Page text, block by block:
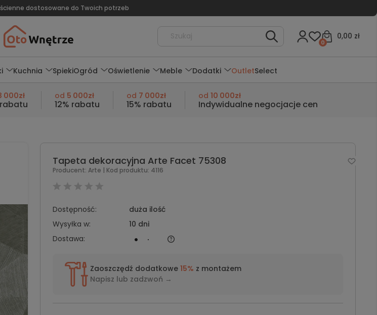
dostosowane do Twoich potrzeb
0,00 zł
0
Kuchnia SpiekiOgród Oświetlenie Meble Dodatki OutletSelect
000zł od 5 000zł
12% rabatu
od 7 000zł
15% rabatu
od 10 000zł
Indywidualne negocjacje cen
Tapeta dekoracyjna Arte Facet 75308
Producent: Arte | Kod produktu: 4116
Dostępność:
duża ilość
Wysyłka w:
10 dni
Dostawa:
Zaoszczędź dodatkowe 15% z montażem
Napisz lub zadzwoń →